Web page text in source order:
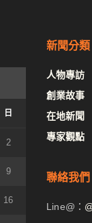
日
2
9
16
新聞分類
人物專訪
創業故事
在地新聞
專家觀點
聯絡我們
Line@：